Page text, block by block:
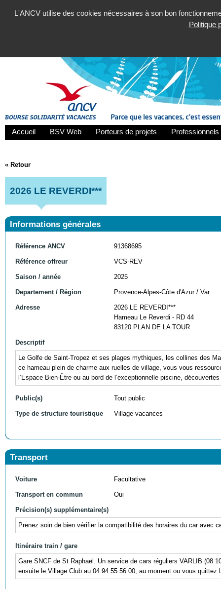
L'ANCV utilise des cookies nécessaires à son bon
Politique
Accueil BSV Web Porteurs de projets
« Retour
2026 LE REVERDI***
Informations générales
Référence ANCV 91368695
Référence offreur VCS-REV
Saison / année 2025
Departement / Région Provence-Alpes-Côte d'Azur / Var
Adresse
2026 LE REVERDI***
Hameau Le Reverdi - RD 44
83120 PLAN DE LA TOUR
Descriptif
Le Golfe de Saint-Tropez et ses plages mythiques, les collines des
ce hameau plein de charme aux ruelles de village, vous vous
l’Espace Bien-Être ou au bord de l’exceptionnelle piscine,
Public(s) Tout public
Type de structure touristique Village vacances
Transport
Voiture Facultative
Transport en commun Oui
Précision(s) supplémentaire(s)
Prenez soin de bien vérifier la compatibilité des horaires du car avec
Itinéraire train / gare
Gare SNCF de St Raphaël. Un service de cars réguliers VARLIB (08
ensuite le Village Club au 04 94 55 56 00, au moment ou vous